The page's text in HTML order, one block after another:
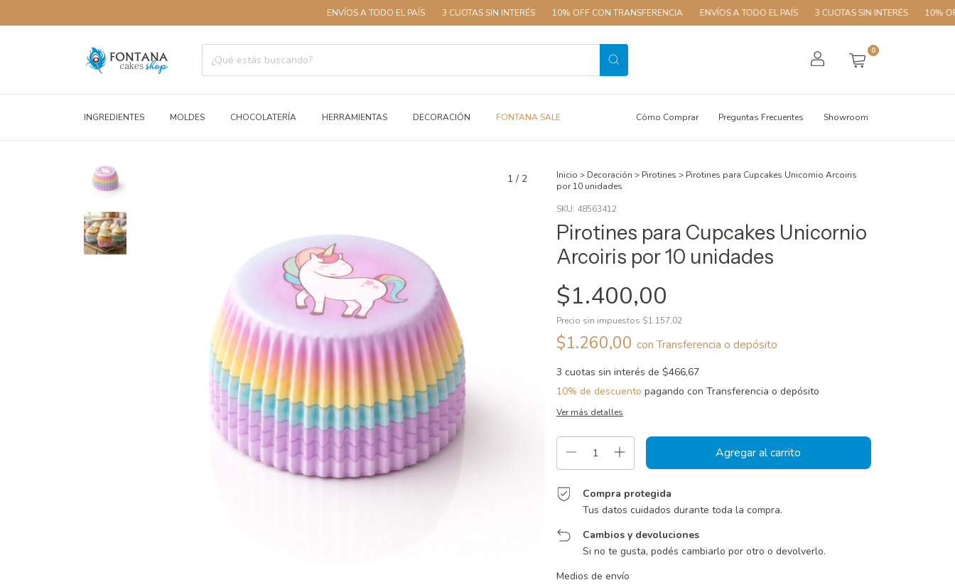
ENVÍOS A TODO EL PAÍS 3 CUOTAS SIN INTERÉS 10% OFF CON TRANSFERENCIA ENVÍOS A TODO EL PAÍS 3 CUOTAS SIN INTERÉS 10% OFF CON
0
INGREDIENTES MOLDES CHOCOLATERÍA HERRAMIENTAS DECORACIÓN FONTANA SALE Cómo Comprar Preguntas Frecuentes Showroom
1 / 2 Inicio > Decoración > Pirotines > Pirotines para Cupcakes Unicornio Arcoiris
por 10 unidades
SKU: 48563412
Pirotines para Cupcakes Unicornio
Arcoiris por 10 unidades
$1.400,00
Precio sin impuestos $1.157,02
$1.260,00 con Transferencia o depósito
3 cuotas sin interés de $466,67
10% de descuento pagando con Transferencia o depósito
Ver más detalles
Compra protegida
Tus datos cuidados durante toda la compra.
Cambios y devoluciones
Si no te gusta, podés cambiarlo por otro o devolverlo.
Entregas para el CP:
Medios de envío